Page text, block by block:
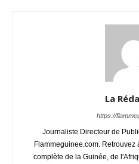
La
https://
Journaliste Directeur de
Flammeguinee.com. Retrouvez
complète de la Guinée, de